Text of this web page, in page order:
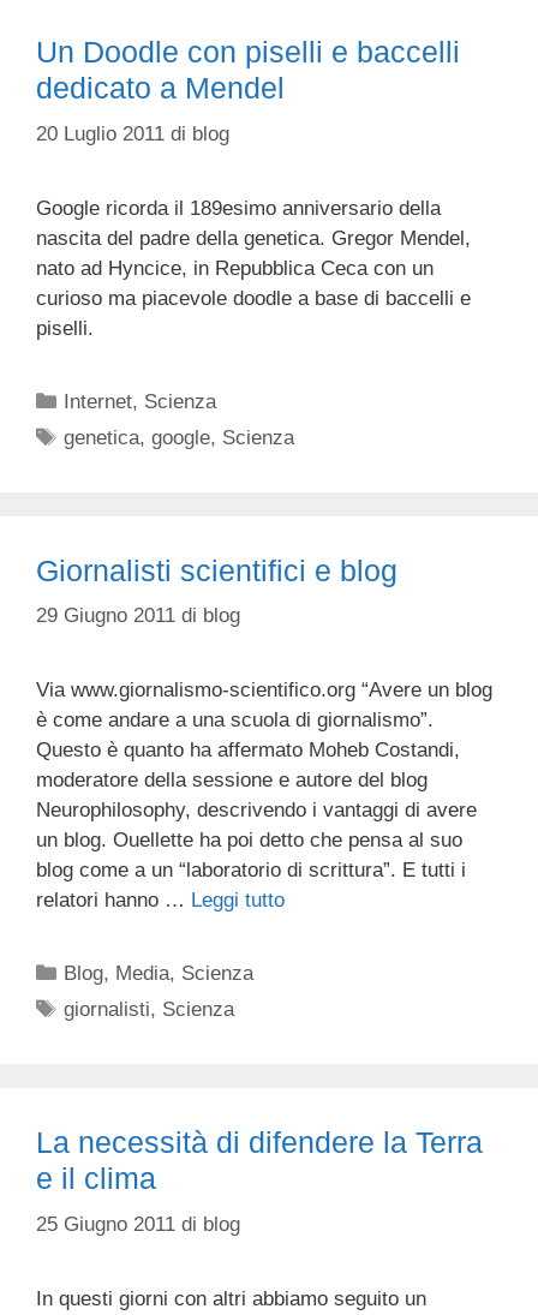
Un Doodle con piselli e baccelli
dedicato a Mendel
20 Luglio 2011 di blog
Google ricorda il 189esimo anniversario della
nascita del padre della genetica. Gregor Mendel,
nato ad Hyncice, in Repubblica Ceca con un
curioso ma piacevole doodle a base di baccelli e
piselli.
Categorie
Internet, Scienza
Tag
genetica,google, Scienza
Giornalisti scientifici e blog
29 Giugno 2011 di blog
Via www.giornalismo-scientifico.org “Avere un blog
è come andare a una scuola di giornalismo”.
Questo è quanto ha affermato Moheb Costandi,
moderatore della sessione e autore del blog
Neurophilosophy, descrivendo i vantaggi di avere
un blog. Ouellette ha poi detto che pensa al suo
blog come a un “laboratorio di scrittura”. E tutti i
relatori hanno … Leggi tutto
Categorie
Blog, Media, Scienza
Tag
giornalisti, Scienza
La necessità di difendere la Terra
e il clima
25 Giugno 2011 di blog
In questi giorni con altri abbiamo seguito un